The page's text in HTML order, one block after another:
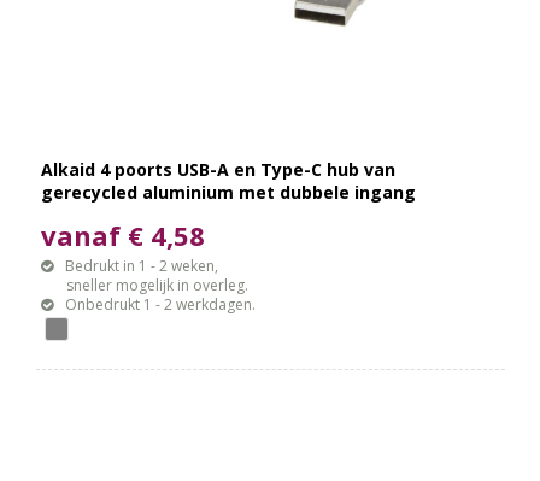
Alkaid 4 poorts USB-A en Type-C hub van
gerecycled aluminium met dubbele ingang
vanaf € 4,58
Bedrukt in 1 - 2 weken,
sneller mogelijk in overleg.
Onbedrukt 1 - 2 werkdagen.